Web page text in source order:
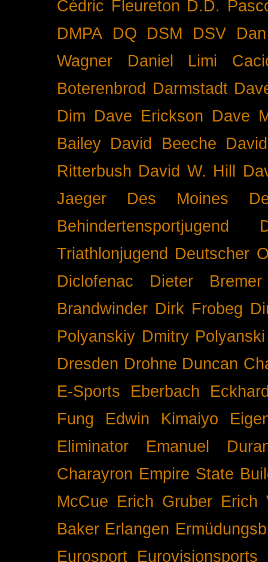
Cédric Fleureton D.D.
DMPA
DQ DSM DSV
Wagner
Daniel Limi
Boterenbrod Darmstadt
Dim Dave Erickson Dave
Bailey David Beeche
Ritterbush David W. Hill
Jaeger
Des Moines
Behindertensportjugend
Triathlonjugend Deutscher
Diclofenac
Dieter Bremer
Brandwinder Dirk Frobeg
Polyanskiy Dmitry Polyanski
Dresden Drohne Duncan
E-Sports
Eberbach
Fung
Edwin Kimaiyo
Eliminator
Emanuel
Charayron Empire State
McCue Erich Gruber Erich
Baker Erlangen
Eurosport Eurovisionsports